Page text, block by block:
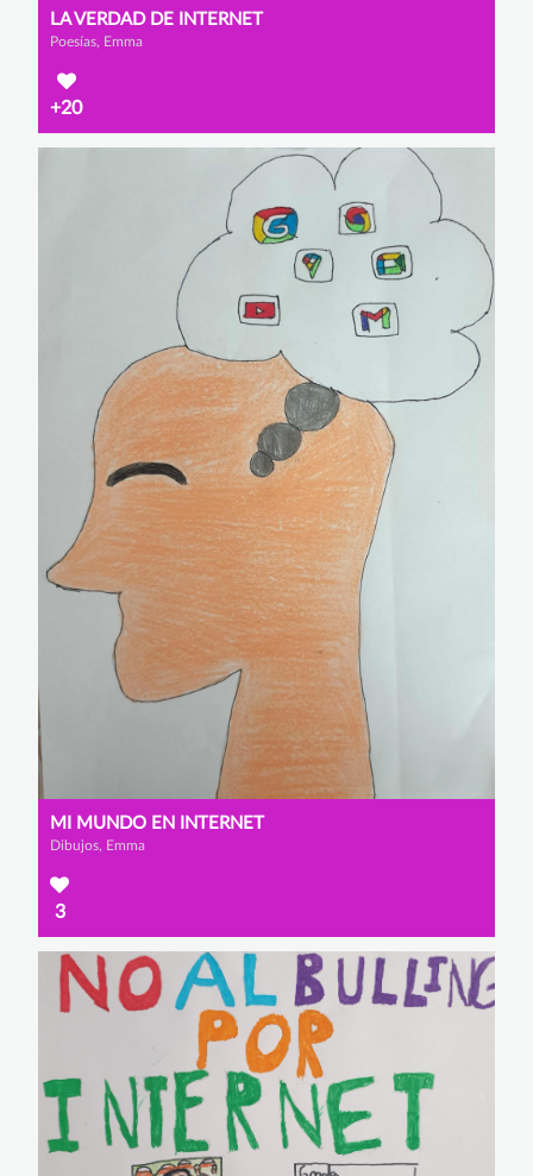
LA VERDAD DE INTERNET
Poesías, Emma
+20
MI MUNDO EN INTERNET
Dibujos, Emma
3